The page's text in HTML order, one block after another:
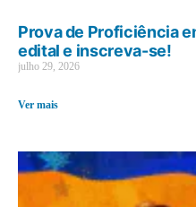
Prova de Proficiência
edital e inscreva-se!
julho 29, 2026
Ver mais